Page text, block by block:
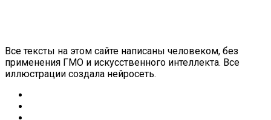
Все тексты на этом сайте написаны человеком, без
применения ГМО и искусственного интеллекта. Все
иллюстрации создала нейросеть.